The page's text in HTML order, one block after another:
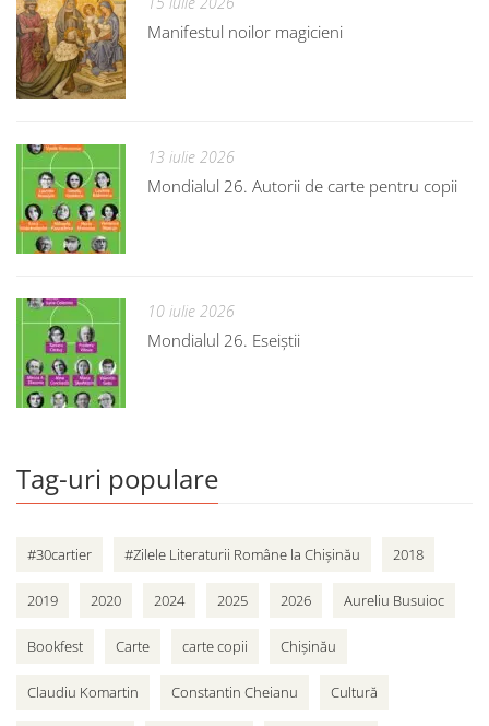
Manifestul noilor magicieni
13 iulie 2026
Mondialul 26. Autorii de carte pentru copii
10 iulie 2026
Mondialul 26. Eseiștii
Tag-uri populare
#30cartier #Zilele Literaturii Române la Chișinău 2018
2019 2020 2024 2025 2026 Aureliu Busuioc
Bookfest Carte carte copii Chișinău
Claudiu Komartin Constantin Cheianu Cultură